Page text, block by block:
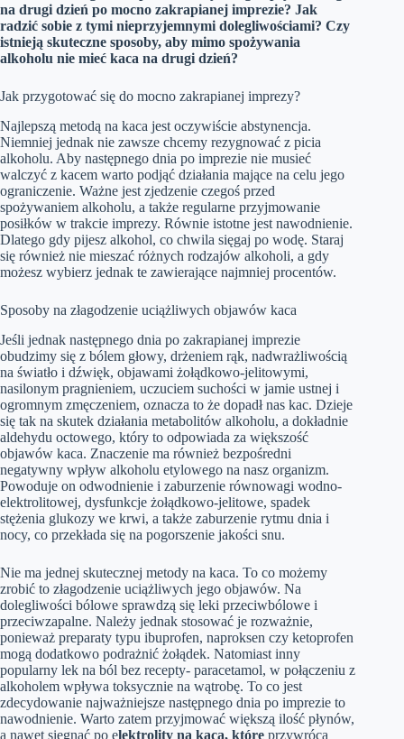
na drugi dzień po mocno zakrapianej imprezie? Jak
radzić sobie z tymi nieprzyjemnymi dolegliwościami? Czy
istnieją skuteczne sposoby, aby mimo spożywania
alkoholu nie mieć kaca na drugi dzień?
Jak przygotować się do mocno zakrapianej imprezy?
Najlepszą metodą na kaca jest oczywiście abstynencja.
Niemniej jednak nie zawsze chcemy rezygnować z picia
alkoholu. Aby następnego dnia po imprezie nie musieć
walczyć z kacem warto podjąć działania mające na celu jego
ograniczenie. Ważne jest zjedzenie czegoś przed
spożywaniem alkoholu, a także regularne przyjmowanie
posiłków w trakcie imprezy. Równie istotne jest nawodnienie.
Dlatego gdy pijesz alkohol, co chwila sięgaj po wodę. Staraj
się również nie mieszać różnych rodzajów alkoholi, a gdy
możesz wybierz jednak te zawierające najmniej procentów.
Sposoby na złagodzenie uciążliwych objawów kaca
Jeśli jednak następnego dnia po zakrapianej imprezie
obudzimy się z bólem głowy, drżeniem rąk, nadwrażliwością
na światło i dźwięk, objawami żołądkowo-jelitowymi,
nasilonym pragnieniem, uczuciem suchości w jamie ustnej i
ogromnym zmęczeniem, oznacza to że dopadł nas kac. Dzieje
się tak na skutek działania metabolitów alkoholu, a dokładnie
aldehydu octowego, który to odpowiada za większość
objawów kaca. Znaczenie ma również bezpośredni
negatywny wpływ alkoholu etylowego na nasz organizm.
Powoduje on odwodnienie i zaburzenie równowagi wodno-
elektrolitowej, dysfunkcje żołądkowo-jelitowe, spadek
stężenia glukozy we krwi, a także zaburzenie rytmu dnia i
nocy, co przekłada się na pogorszenie jakości snu.
Nie ma jednej skutecznej metody na kaca. To co możemy
zrobić to złagodzenie uciążliwych jego objawów. Na
dolegliwości bólowe sprawdzą się leki przeciwbólowe i
przeciwzapalne. Należy jednak stosować je rozważnie,
ponieważ preparaty typu ibuprofen, naproksen czy ketoprofen
mogą dodatkowo podrażnić żołądek. Natomiast inny
popularny lek na ból bez recepty- paracetamol, w połączeniu z
alkoholem wpływa toksycznie na wątrobę. To co jest
zdecydowanie najważniejsze następnego dnia po imprezie to
nawodnienie. Warto zatem przyjmować większą ilość płynów,
a nawet sięgnąć po elektrolity na kaca, które przywrócą